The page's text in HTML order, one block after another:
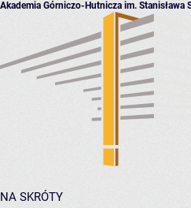
Akademia Górniczo-Hutnicza im. Stanisława
NA SKRÓTY